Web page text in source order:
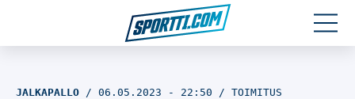
JALKAPALLO 06.05.2023 - 22:50 TOIMITUS